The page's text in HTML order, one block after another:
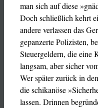
man sich auf diese
Doch schließlich kehrt
andere verlassen das
gepanzerte Polizisten,
Steuergeldern, die eine
langsam, aber sicher
Wer später zurück in
die schikanöse
lassen. Drinnen